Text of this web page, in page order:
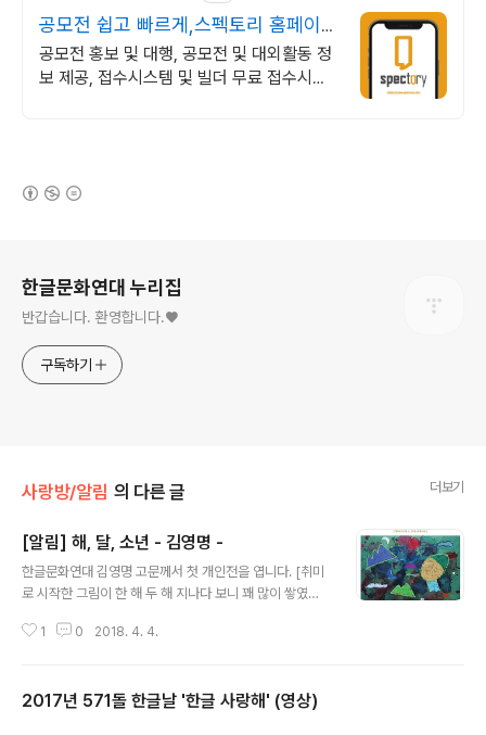
공모전 쉽고 빠르게,스펙토리 홈페이지
빌더 무료
공모전 홍보 및 대행, 공모전 및 대외활동 정
보 제공, 접수시스템 및 빌더 무료 접수시스
한글문화연대 누리집
반갑습니다. 환영합니다.♥
구독하기
사랑방/알림 의 다른 글 더보기
[알림] 해, 달, 소년 - 김영명 -
한글문화연대 김영명 고문께서 첫 개인전을 엽니다. [취미
로 시작한 그림이 한 해 두 해 지나다 보니 꽤 많이 쌓였다.
어느 것이 본업인지 헛갈리게도 되었다. 그렇다고 무슨 얘
어차피 심심풀이다. 사는 것 자체가 심심풀이 아니던가. 그
1 0 2018. 4. 4.
2017년 571돌 한글날 '한글 사랑해' (영상)